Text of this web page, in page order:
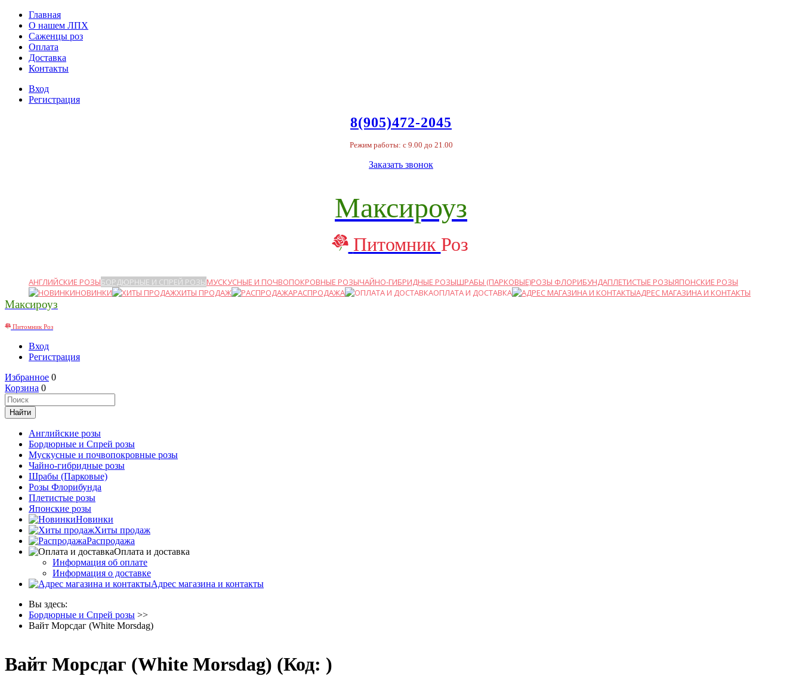
Главная
О нашем ЛПХ
Саженцы роз
Оплата
Доставка
Контакты
Вход
Регистрация
8(905)472-2045
Режим работы: с 9.00 до 21.00
Заказать звонок
Максироуз
Питомник Роз
АНГЛИЙСКИЕ РОЗЫБОРДЮРНЫЕ И СПРЕЙ РОЗЫМУСКУСНЫЕ И ПОЧВОПОКРОВНЫЕ РОЗЫЧАЙНО-ГИБРИДНЫЕ РОЗЫШРАБЫ (ПАРКОВЫЕ)РОЗЫ ФЛОРИБУНДАПЛЕТИСТЫЕ РОЗЫЯПОНСКИЕ РОЗЫ
НОВИНКИ
ХИТЫ ПРОДАЖ РАСПРОДАЖА ОПЛАТА И ДОСТАВКА АДРЕС МАГАЗИНА И КОНТАКТЫ
Максироуз
Питомник Роз
Вход
Регистрация
Избранное 0
Корзина 0
Английские розы
Бордюрные и Спрей розы
Мускусные и почвопокровные розы
Чайно-гибридные розы
Шрабы (Парковые)
Розы Флорибунда
Плетистые розы
Японские розы
Новинки
Хиты продаж
Распродажа
Оплата и доставка
Информация об оплате
Информация о доставке
Адрес магазина и контакты
Вы здесь:
Бордюрные и Спрей розы >>
Вайт Морсдаг (White Morsdag)
Вайт Морсдаг (White Morsdag) (Код: )